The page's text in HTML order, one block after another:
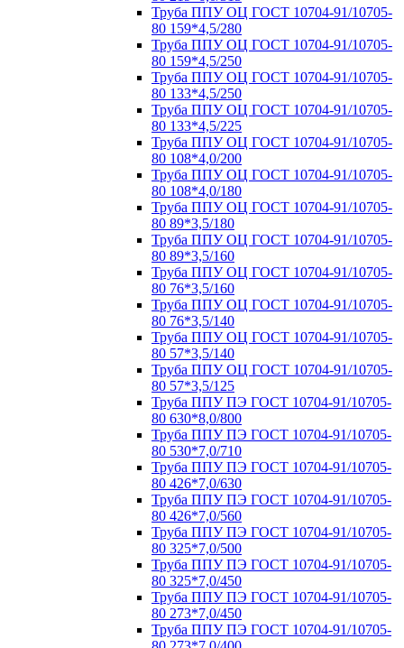
Труба ППУ ОЦ ГОСТ 10704-91/10705-
80 159*4,5/280
Труба ППУ ОЦ ГОСТ 10704-91/10705-
80 159*4,5/250
Труба ППУ ОЦ ГОСТ 10704-91/10705-
80 133*4,5/250
Труба ППУ ОЦ ГОСТ 10704-91/10705-
80 133*4,5/225
Труба ППУ ОЦ ГОСТ 10704-91/10705-
80 108*4,0/200
Труба ППУ ОЦ ГОСТ 10704-91/10705-
80 108*4,0/180
Труба ППУ ОЦ ГОСТ 10704-91/10705-
80 89*3,5/180
Труба ППУ ОЦ ГОСТ 10704-91/10705-
80 89*3,5/160
Труба ППУ ОЦ ГОСТ 10704-91/10705-
80 76*3,5/160
Труба ППУ ОЦ ГОСТ 10704-91/10705-
80 76*3,5/140
Труба ППУ ОЦ ГОСТ 10704-91/10705-
80 57*3,5/140
Труба ППУ ОЦ ГОСТ 10704-91/10705-
80 57*3,5/125
Труба ППУ ПЭ ГОСТ 10704-91/10705-
80 630*8,0/800
Труба ППУ ПЭ ГОСТ 10704-91/10705-
80 530*7,0/710
Труба ППУ ПЭ ГОСТ 10704-91/10705-
80 426*7,0/630
Труба ППУ ПЭ ГОСТ 10704-91/10705-
80 426*7,0/560
Труба ППУ ПЭ ГОСТ 10704-91/10705-
80 325*7,0/500
Труба ППУ ПЭ ГОСТ 10704-91/10705-
80 325*7,0/450
Труба ППУ ПЭ ГОСТ 10704-91/10705-
80 273*7,0/450
Труба ППУ ПЭ ГОСТ 10704-91/10705-